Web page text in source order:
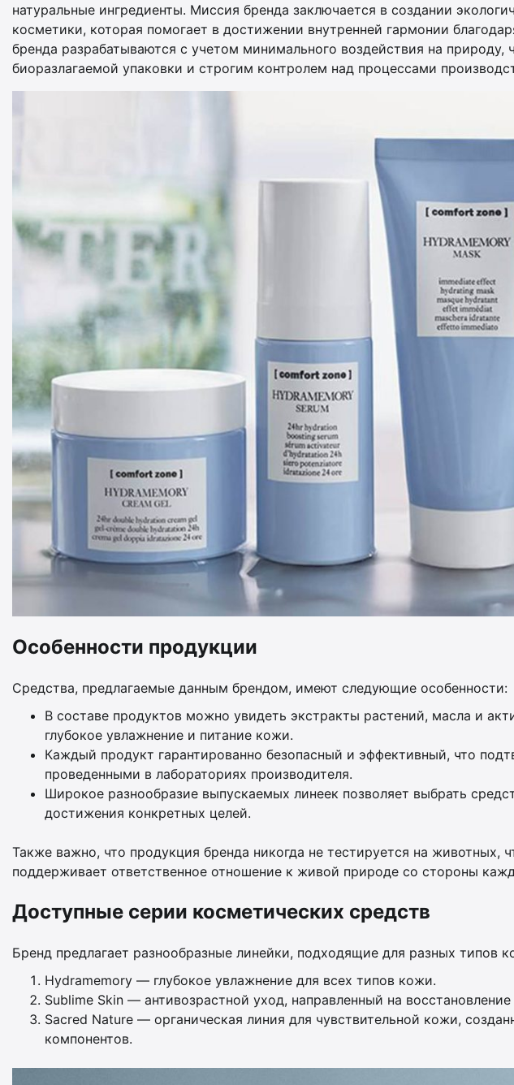
натуральные ингредиенты. Миссия бренда заключается в создании
косметики, которая помогает в достижении внутренней гармонии
бренда разрабатываются с учетом минимального воздействия на природу,
биоразлагаемой упаковки и строгим контролем над процессами
Особенности продукции
Средства, предлагаемые данным брендом, имеют следующие особенности:
В составе продуктов можно увидеть экстракты растений, масла и
глубокое увлажнение и питание кожи.
Каждый продукт гарантированно безопасный и эффективный, что
проведенными в лабораториях производителя.
Широкое разнообразие выпускаемых линеек позволяет выбрать
достижения конкретных целей.
Также важно, что продукция бренда никогда не тестируется на животных,
поддерживает ответственное отношение к живой природе со стороны
Доступные серии косметических средств
Бренд предлагает разнообразные линейки, подходящие для разных типов
Hydramemory — глубокое увлажнение для всех типов кожи.
Sublime Skin — антивозрастной уход, направленный на
Sacred Nature — органическая линия для чувствительной кожи,
компонентов.